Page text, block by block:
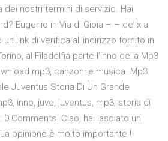
dei nostri termini di servizio. Hai
Eugenio in Via di Gioia – – dellx a
link di verifica all’indirizzo fornito in
al Filadelfia parte l’inno della Mp3
mp3, canzoni e musica. Mp3
Juventus Storia Di Un Grande
inno, juve, juventus, mp3, storia di
0 Comments. Ciao, hai lasciato un
opinione è molto importante !